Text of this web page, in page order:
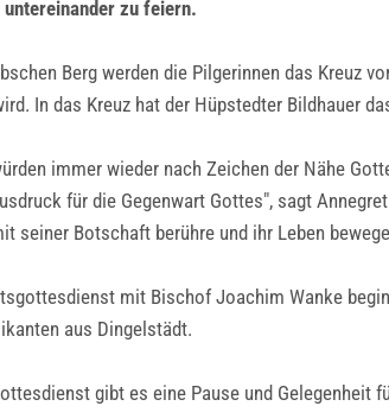
untereinander zu feiern.
Berg werden die Pilgerinnen das Kreuz
In das Kreuz hat der Hüpstedter Bildhauer
immer wieder nach Zeichen der Nähe
für die Gegenwart Gottes", sagt
seiner Botschaft berühre und ihr Leben
mit Bischof Joachim Wanke
aus Dingelstädt.
gibt es eine Pause und Gelegenheit